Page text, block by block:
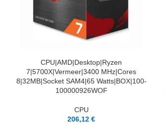
LASĪT VAIRĀKCPU|AMD|Desktop|Ryzen
7|5700X|Vermeer|3400 MHz|Cores
8|32MB|Socket SAM4|65 Watts|BOX|100-
100000926WOF
CPU
206,12 €